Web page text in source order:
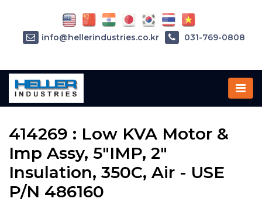
Home»Parts»414269
414269 : Low KVA Motor &
Imp Assy, 5"IMP, 2"
Insulation, 350C, Air - USE
P/N 486160
info@hellerindustries.co.kr 031-769-0808